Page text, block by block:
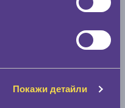
Покажи детайли